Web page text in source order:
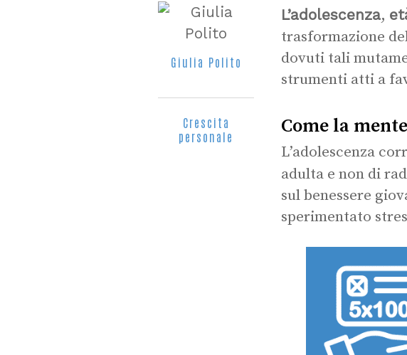
Giulia Polito
Crescita
personale
L’adolescenza,
trasformazione
dovuti tali
strumenti atti a
Come la
L’adolescenza
adulta e non di
sul benessere
sperimentato